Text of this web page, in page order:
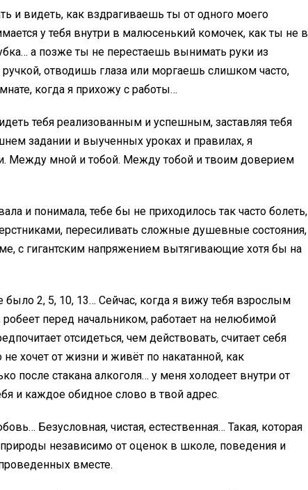
и видеть, как вздрагиваешь ты от одного моего
у тебя внутри в малюсенький комочек, как ты не в
а позже ты не перестаешь вынимать руки из
отводишь глаза или моргаешь слишком часто,
когда я прихожу с работы…
тебя реализованным и успешным, заставляя тебя
задании и выученных уроках и правилах, я
Между мной и тобой. Между тобой и твоим доверием
и понимала, тебе бы не приходилось так часто болеть,
пересиливать сложные душевные состояния,
с гигантским напряжением вытягивающие хотя бы на
было 2, 5, 10, 13… Сейчас, когда я вижу тебя взрослым
перед начальником, работает на нелюбимой
отсидеться, чем действовать, считает себя
хочет от жизни и живёт по накатанной, как
после стакана алкоголя… у меня холодеет внутри от
и каждое обидное слово в твой адрес.
Безусловная, чистая, естественная… Такая, которая
природы независимо от оценок в школе, поведения и
вместе.